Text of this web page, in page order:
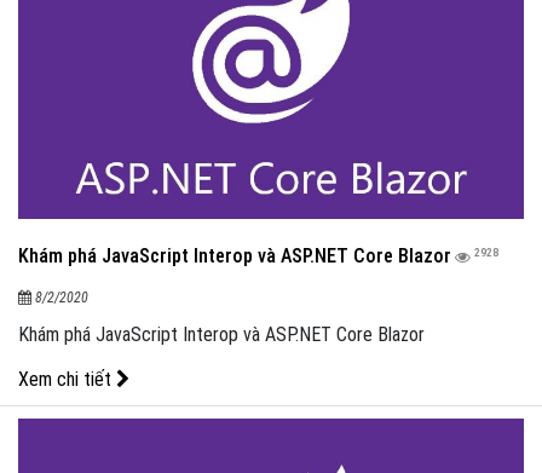
Khám phá JavaScript Interop và ASP.NET Core Blazor 2928
8/2/2020
Khám phá JavaScript Interop và ASP.NET Core Blazor
Xem chi tiết